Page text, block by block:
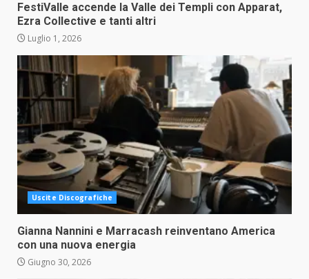
FestiValle accende la Valle dei Templi con Apparat,
Ezra Collective e tanti altri
Luglio 1, 2026
Uscite Discografiche
Gianna Nannini e Marracash reinventano America
con una nuova energia
Giugno 30, 2026